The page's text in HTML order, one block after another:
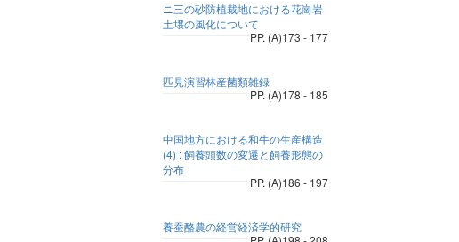
ニ三の砂防植裁地における花崗岩
土壌の風化について
PP. (A)173 - 177
匹見演習林産菌類雑録
PP. (A)178 - 185
中国地方における和牛の生産構造
(4) : 飼養頭数の変遷と飼養形態の
分布
PP. (A)186 - 197
養蚕酪農の経営経済学的研究